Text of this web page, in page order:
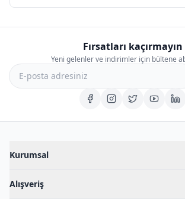
Fırsatları kaçırmayın
Yeni gelenler ve indirimler için bültene
Kurumsal
Blog
Alışveriş